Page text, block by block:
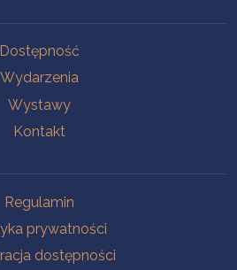
Dostępność
Wydarzenia
Wystawy
Kontakt
Regulamin
prywatności
dostępności